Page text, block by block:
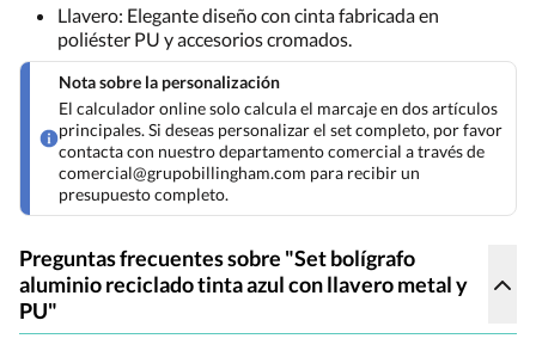
Llavero: Elegante diseño con cinta fabricada en
poliéster PU y accesorios cromados.
Nota sobre la personalización
El calculador online solo calcula el marcaje en dos artículos
principales. Si deseas personalizar el set completo, por favor
contacta con nuestro departamento comercial a través de
comercial@grupobillingham.com para recibir un
presupuesto completo.
Preguntas frecuentes sobre "Set bolígrafo
aluminio reciclado tinta azul con llavero metal y
PU"